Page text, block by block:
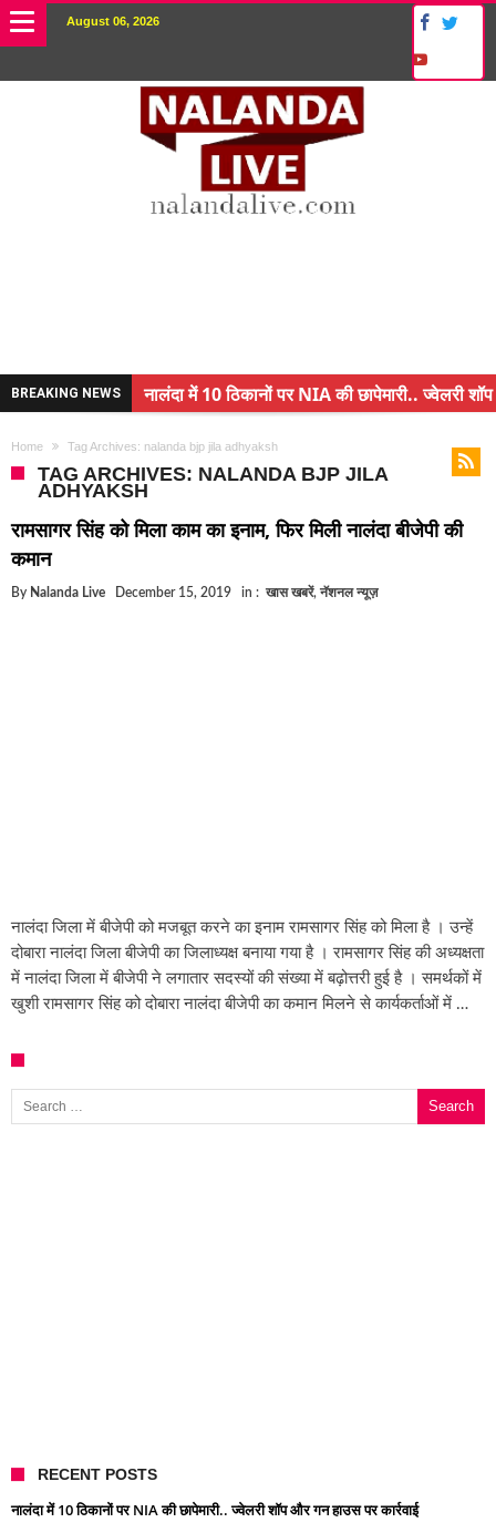
August 06, 2026
BREAKING NEWS
नालंदा में 10 ठिकानों पर NIA की छापेमारी.. ज्वेलरी शॉप
अंचल पदाधिकारी (CO) बर्खास्त.. फर्जीवाड़ा कर पाई थी
बिहार में एक और सिक्स लेन की मंजूरी.. जानिए किन-किन
क्रिकेटर ईशान किशन की शादी फिक्स, गर्लफ्रेंड से होगी
Home Tag Archives: nalanda bjp jila adhyaksh
TAG ARCHIVES: NALANDA BJP JILA
ADHYAKSH
रामसागर सिंह को मिला काम का इनाम, फिर मिली नालंदा बीजेपी की
कमान
By Nalanda Live December 15, 2019 in : खास खबरें, नॅशनल न्यूज़
नालंदा जिला में बीजेपी को मजबूत करने का इनाम रामसागर सिंह को मिला है । उन्हें
दोबारा नालंदा जिला बीजेपी का जिलाध्यक्ष बनाया गया है । रामसागर सिंह की अध्यक्षता
में नालंदा जिला में बीजेपी ने लगातार सदस्यों की संख्या में बढ़ोत्तरी हुई है । समर्थकों में
खुशी रामसागर सिंह को दोबारा नालंदा बीजेपी का कमान मिलने से कार्यकर्ताओं में …
Search for:
RECENT POSTS
नालंदा में 10 ठिकानों पर NIA की छापेमारी.. ज्वेलरी शॉप और गन हाउस पर कार्रवाई